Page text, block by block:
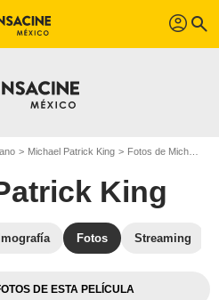
profil search
Michael Patrick King Fotos de Michael Patrick King
King
Fotos Streaming
DE ESTA PELÍCULA